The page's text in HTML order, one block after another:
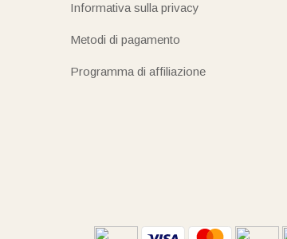
Informativa sulla privacy
Metodi di pagamento
Programma di affiliazione